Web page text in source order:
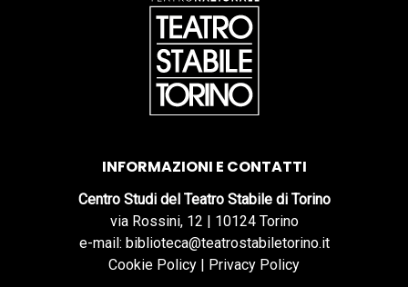
INFORMAZIONI E CONTATTI
Centro Studi del Teatro Stabile di Torino
via Rossini, 12 | 10124 Torino
e-mail: biblioteca@teatrostabiletorino.it
Cookie Policy | Privacy Policy